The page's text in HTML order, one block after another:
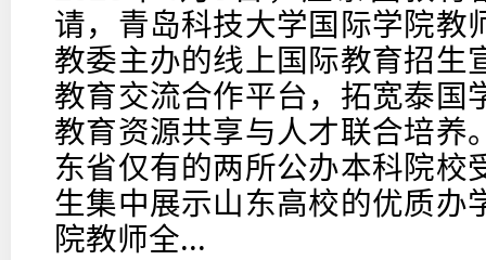
请，青岛科技大学国际学院教
教委主办的线上国际教育招生
教育交流合作平台，拓宽泰国
教育资源共享与人才联合培养
东省仅有的两所公办本科院
生集中展示山东高校的优质办
院教师全...